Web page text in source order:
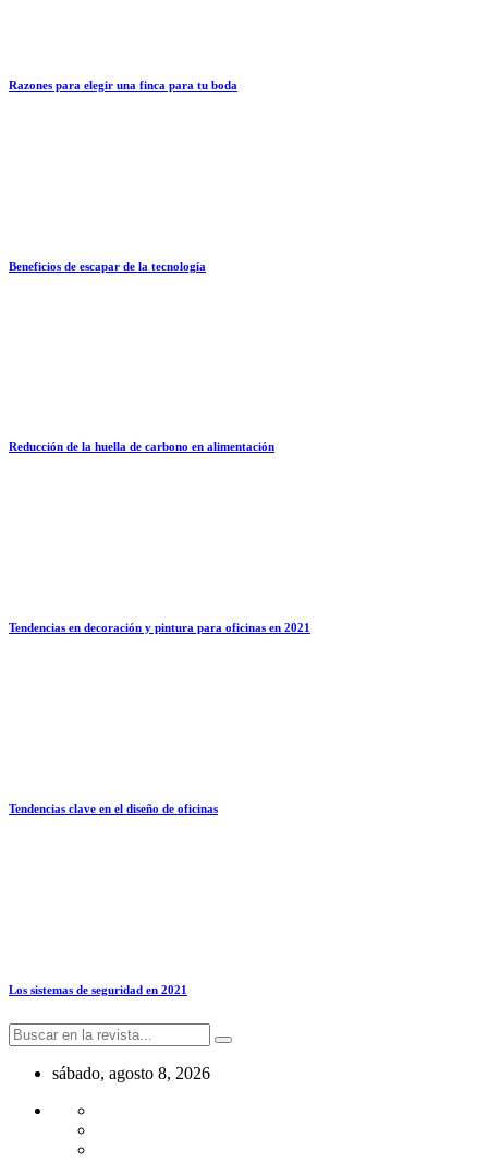
Razones para elegir una finca para tu boda
Beneficios de escapar de la tecnología
Reducción de la huella de carbono en alimentación
Tendencias en decoración y pintura para oficinas en 2021
Tendencias clave en el diseño de oficinas
Los sistemas de seguridad en 2021
sábado, agosto 8, 2026